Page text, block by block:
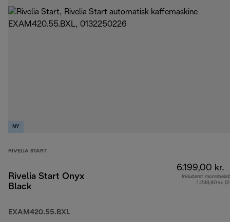
NY
RIVELIA START
Rivelia Start Onyx
Black
EXAM420.55.BXL
6.199,00 kr.
Inkluderet
1.239,80 kr.